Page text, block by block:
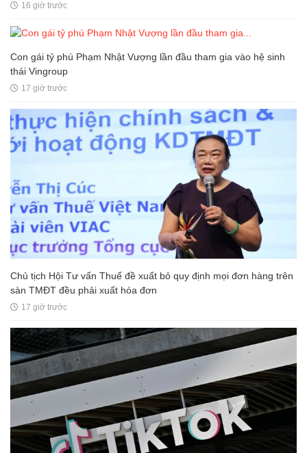
16 giờ trước
Con gái tỷ phú Phạm Nhật Vượng lần đầu tham gia vào hệ sinh
thái Vingroup
17 giờ trước
Chủ tịch Hội Tư vấn Thuế đề xuất bỏ quy định mọi đơn hàng trên
sàn TMĐT đều phải xuất hóa đơn
17 giờ trước